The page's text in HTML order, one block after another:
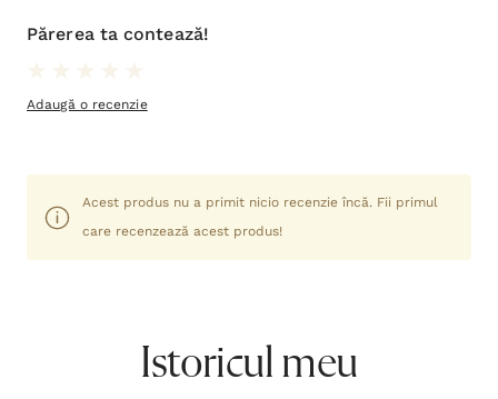
Părerea ta contează!
Adaugă o recenzie
Acest produs nu a primit nicio recenzie încă. Fii primul
care recenzează acest produs!
Istoricul meu